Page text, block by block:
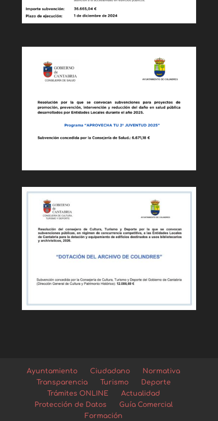
Ayuntamiento Ciudadano
Normativa
Transparencia
Turismo
Deporte
Trámites ONLINE
Actualidad
Protección de Datos
Guía Comercial
Formación